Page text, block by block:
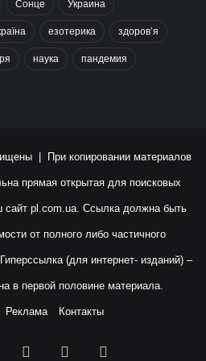
Сонце Украина
езотерика здоров’я
наука пандемия
| При копировании материалов
прямая открытая для поисковых
сайт pl.com.ua. Ссылка должна быть
от полного либо частичного
(для интернет- изданий) –
в первой половине материала.
Реклама Контакты
YouTubeInstagram